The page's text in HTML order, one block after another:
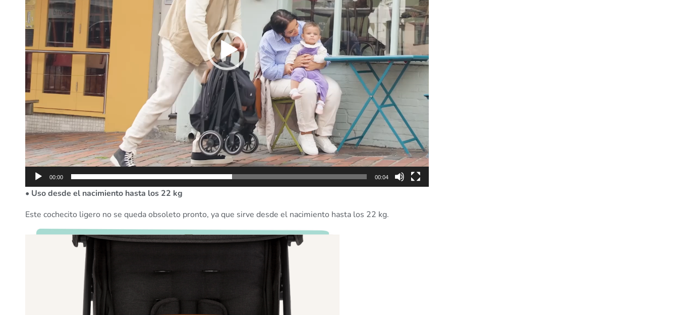
00:00 00:04
• Uso desde el nacimiento hasta los 22 kg
Este cochecito ligero no se queda obsoleto pronto, ya que sirve desde el nacimiento hasta los 22 kg.